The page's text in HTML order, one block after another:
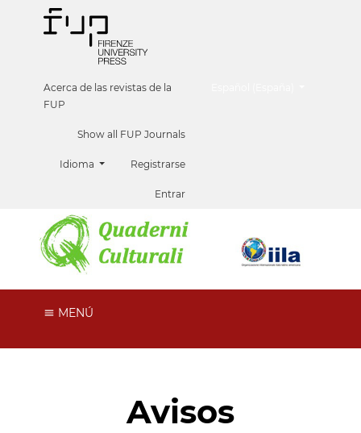
Acerca de las revistas de la
FUP
Show all FUP Journals
Idioma Registrarse
Entrar
MENÚ
Avisos